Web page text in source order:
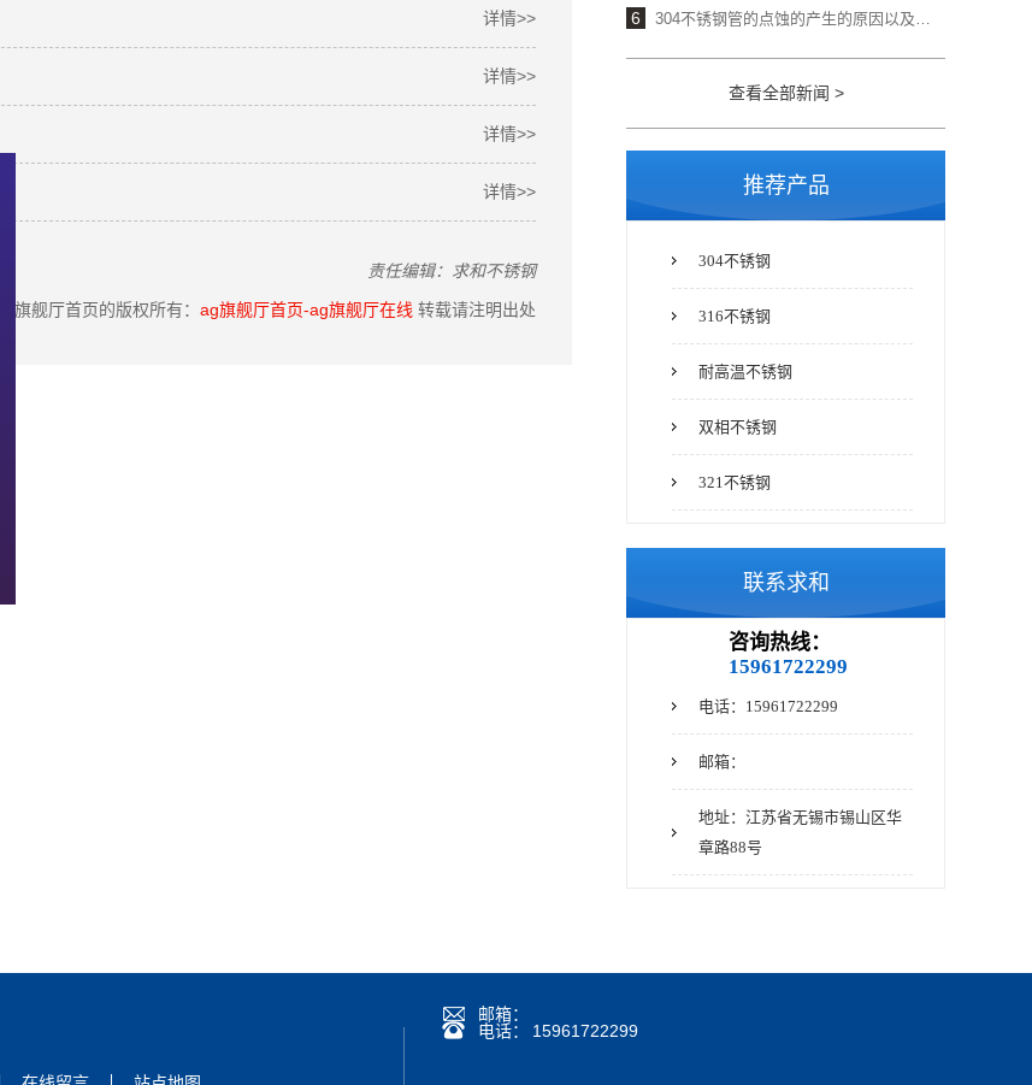
详情>>
详情>>
详情>>
详情>>
责任编辑：求和不锈钢
ag旗舰厅首页的版权所有： ag旗舰厅首页-ag旗舰厅在线 转载请注明出处
6 304不锈钢管的点蚀的产生的原因以及点腐蚀
查看全部新闻 >
推荐产品
304不锈钢
316不锈钢
耐高温不锈钢
双相不锈钢
321不锈钢
联系求和
咨询热线：
15961722299
电话：15961722299
邮箱：
地址：江苏省无锡市锡山区华
章路88号
邮箱：
电话：
15961722299